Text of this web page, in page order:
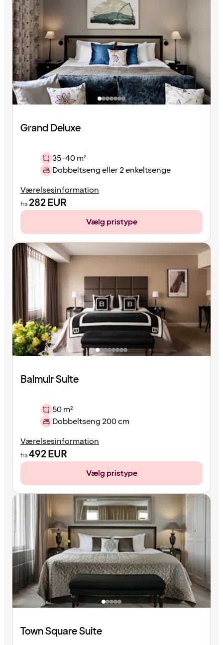
Grand Deluxe
35-40 m²
Dobbeltseng eller 2 enkeltsenge
Værelsesinformation
fra 282EUR
Vælg pristype
Balmuir Suite
50 m²
Dobbeltseng 200 cm
Værelsesinformation
fra492EUR
Vælg pristype
Town Square Suite